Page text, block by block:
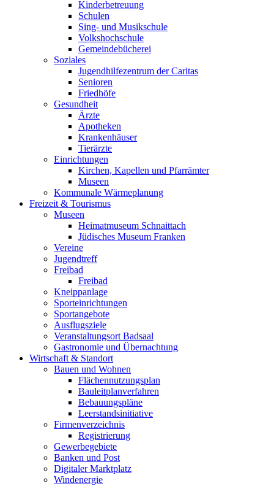
Kinderbetreuung
Schulen
Sing- und Musikschule
Volkshochschule
Gemeindebücherei
Soziales
Jugendhilfezentrum der Caritas
Senioren
Friedhöfe
Gesundheit
Ärzte
Apotheken
Krankenhäuser
Tierärzte
Einrichtungen
Kirchen, Kapellen und Pfarrämter
Museen
Kommunale Wärmeplanung
Freizeit & Tourismus
Museen
Heimatmuseum Schnaittach
Jüdisches Museum Franken
Vereine
Jugendtreff
Freibad
Freibad
Kneippanlage
Sporteinrichtungen
Sportangebote
Ausflugsziele
Veranstaltungsort Badsaal
Gastronomie und Übernachtung
Wirtschaft & Standort
Bauen und Wohnen
Flächennutzungsplan
Bauleitplanverfahren
Bebauungspläne
Leerstandsinitiative
Firmenverzeichnis
Registrierung
Gewerbegebiete
Banken und Post
Digitaler Marktplatz
Windenergie